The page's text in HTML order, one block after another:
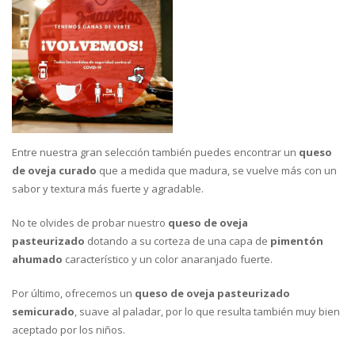
Entre nuestra gran selección también puedes encontrar un queso
de oveja curado que a medida que madura, se vuelve más con un
sabor y textura más fuerte y agradable.
No te olvides de probar nuestro queso de oveja
pasteurizado dotando a su corteza de una capa de pimentón
ahumado característico y un color anaranjado fuerte.
Por último, ofrecemos un queso de oveja pasteurizado
semicurado , suave al paladar, por lo que resulta también muy bien
aceptado por los niños.